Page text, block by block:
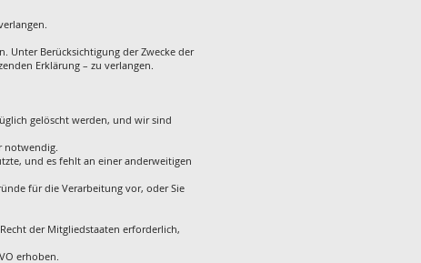
Unter Berücksichtigung der Zwecke der
Erklärung – zu verlangen.
gelöscht werden, und wir sind
notwendig.
und es fehlt an einer anderweitigen
für die Verarbeitung vor, oder Sie
der Mitgliedstaaten erforderlich,
erhoben.